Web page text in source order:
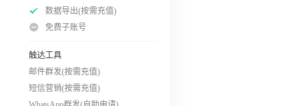
数据导出(按需充值)
免费子账号
触达工具
邮件群发(按需充值)
短信营销(按需充值)